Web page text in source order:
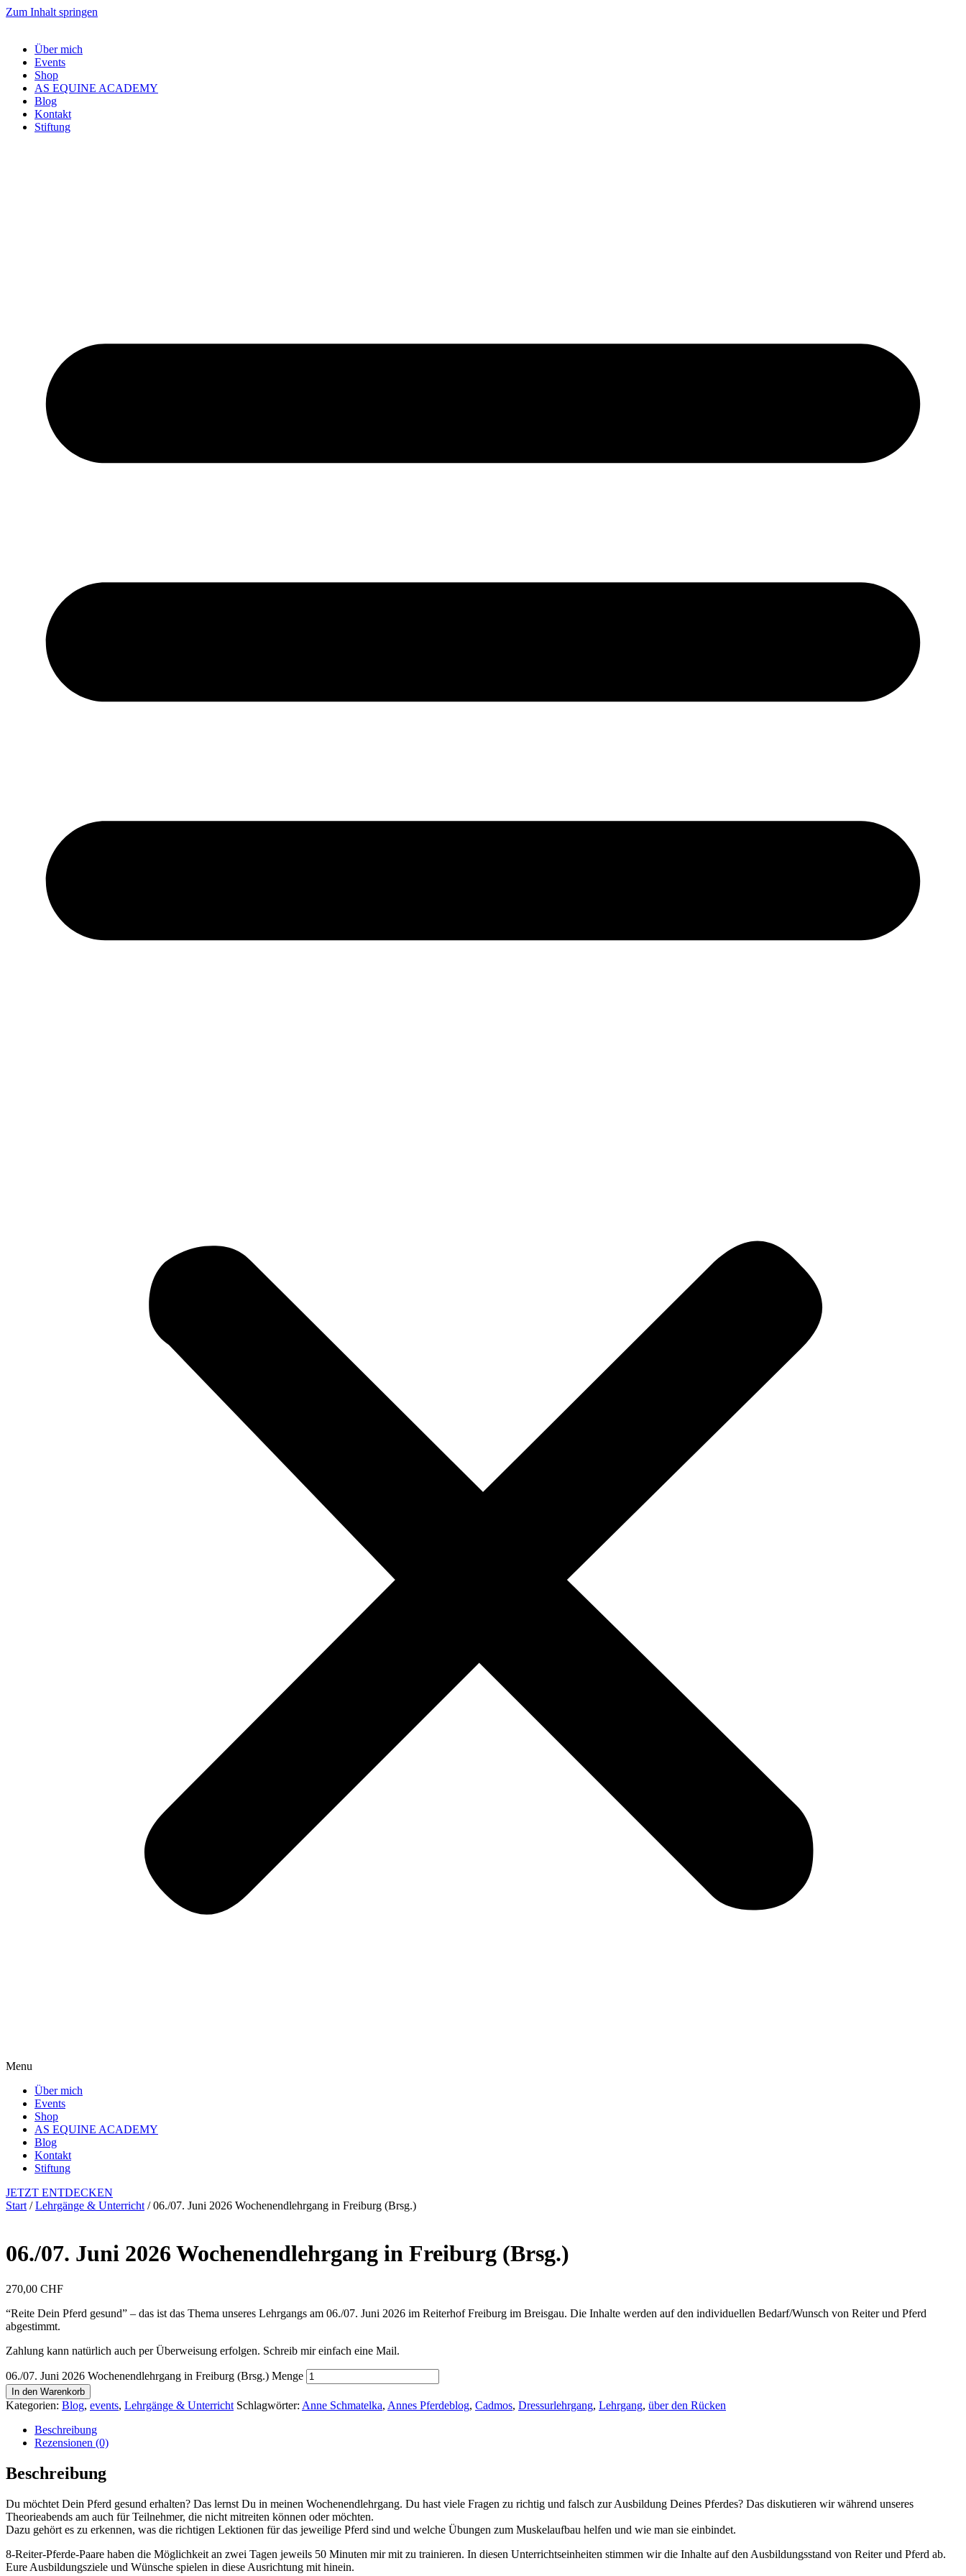
Zum Inhalt springen
Über mich
Events
Shop
AS EQUINE ACADEMY
Blog
Kontakt
Stiftung
Menu
Über mich
Events
Shop
AS EQUINE ACADEMY
Blog
Kontakt
Stiftung
JETZT ENTDECKEN
Start /Lehrgänge & Unterricht / 06./07. Juni 2026 Wochenendlehrgang in Freiburg (Brsg.)
06./07. Juni 2026 Wochenendlehrgang in Freiburg (Brsg.)
270,00 CHF
“Reite Dein Pferd gesund” – das ist das Thema unseres Lehrgangs am 06./07. Juni 2026 im Reiterhof Freiburg im Breisgau. Die Inhalte werden auf den individuellen Bedarf/Wunsch von Reiter und Pferd
abgestimmt.
Zahlung kann natürlich auch per Überweisung erfolgen. Schreib mir einfach eine Mail.
06./07. Juni 2026 Wochenendlehrgang in Freiburg (Brsg.) Menge
In den Warenkorb
Kategorien: Blog, events, Lehrgänge & Unterricht Schlagwörter: Anne Schmatelka, Annes Pferdeblog, Cadmos, Dressurlehrgang, Lehrgang, über den Rücken
Beschreibung
Rezensionen (0)
Beschreibung
Du möchtet Dein Pferd gesund erhalten? Das lernst Du in meinen Wochenendlehrgang. Du hast viele Fragen zu richtig und falsch zur Ausbildung Deines Pferdes? Das diskutieren wir während unseres
Theorieabends am auch für Teilnehmer, die nicht mitreiten können oder möchten.
Dazu gehört es zu erkennen, was die richtigen Lektionen für das jeweilige Pferd sind und welche Übungen zum Muskelaufbau helfen und wie man sie einbindet.
8-Reiter-Pferde-Paare haben die Möglichkeit an zwei Tagen jeweils 50 Minuten mir mit zu trainieren. In diesen Unterrichtseinheiten stimmen wir die Inhalte auf den Ausbildungsstand von Reiter und Pferd ab.
Eure Ausbildungsziele und Wünsche spielen in diese Ausrichtung mit hinein.